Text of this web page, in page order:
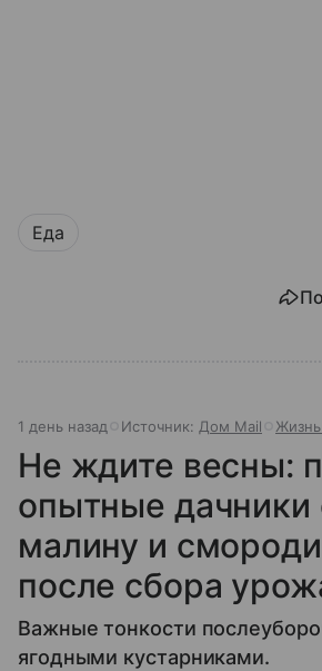
Еда
1 день назад Источник: Дом Mail
Не ждите весны:
опытные дачники
малину и
после сбора
Важные тонкости
ягодными кустарниками.